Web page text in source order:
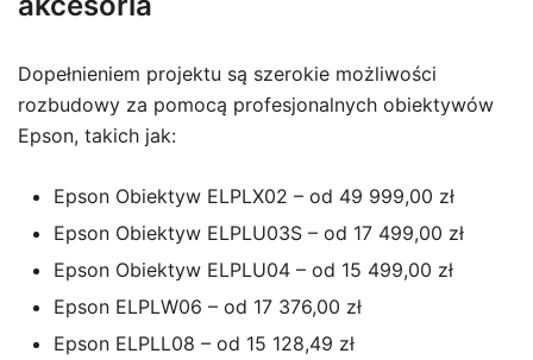
Dopełnieniem projektu są szerokie możliwości
rozbudowy za pomocą profesjonalnych obiektywów
Epson, takich jak:
Epson Obiektyw ELPLX02 – od 49 999,00 zł
Epson Obiektyw ELPLU03S – od 17 499,00 zł
Epson Obiektyw ELPLU04 – od 15 499,00 zł
Epson ELPLW06 – od 17 376,00 zł
Epson ELPLL08 – od 15 128,49 zł